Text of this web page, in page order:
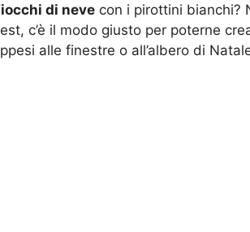
di neve con i pirottini bianchi?
c’è il modo giusto per poterne
alle finestre o all’albero di